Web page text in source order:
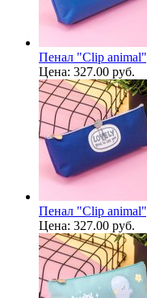
Пенал "Clip
Цена: 327.00 руб.
Пенал "Clip
Цена: 327.00 руб.